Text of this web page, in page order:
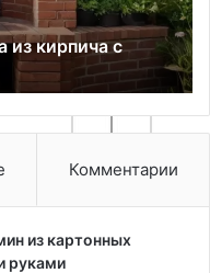
Комментарии
из картонных
руками